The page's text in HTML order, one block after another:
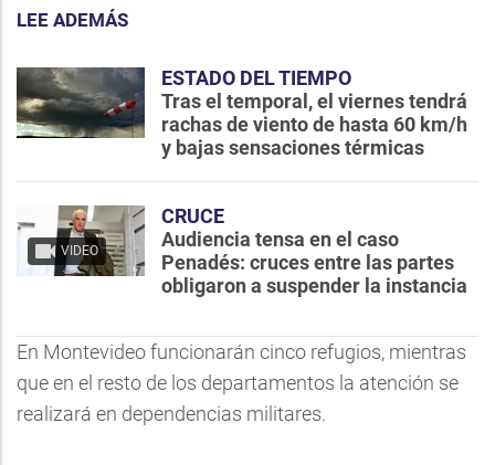
LEE ADEMÁS
ESTADO DEL TIEMPO
Tras el temporal, el viernes tendrá
rachas de viento de hasta 60 km/h
y bajas sensaciones térmicas
VIDEO
CRUCE
Audiencia tensa en el caso
Penadés: cruces entre las partes
obligaron a suspender la instancia
En Montevideo funcionarán cinco refugios, mientras
que en el resto de los departamentos la atención se
realizará en dependencias militares.